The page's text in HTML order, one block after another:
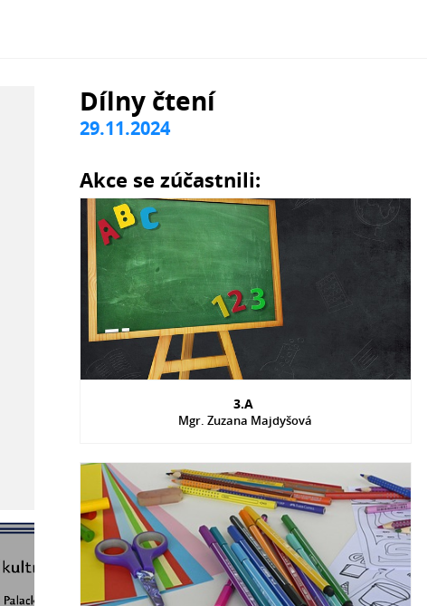
Dílny čtení
29.11.2024
Akce se zúčastnili:
3.A
Mgr. Zuzana Majdyšová